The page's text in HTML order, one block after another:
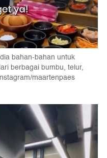
bahan-bahan untuk
berbagai bumbu, telur,
maartenpaes